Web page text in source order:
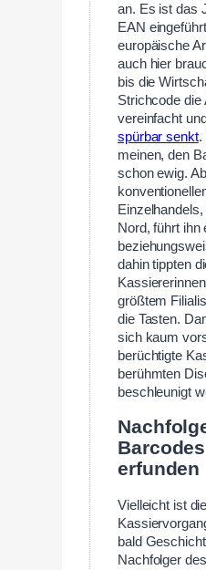
an. Es ist das
EAN
europäische
auch hier
bis die
Strichcode die
vereinfacht
spürbar senkt.
meinen, den
schon ewig.
Nord, führt ihn
dahin tippten
größtem
die Tasten.
sich kaum
berüchtigte
berühmten
beschleunigt
erfunden
Vielleicht ist
bald
Nachfolger